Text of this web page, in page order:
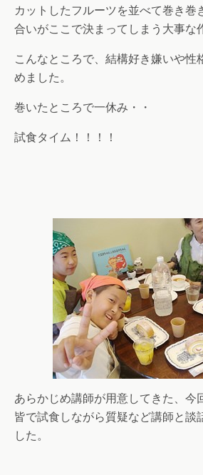
カットしたフルーツを並べて巻き巻
合いがここで決まってしまう大事な
こんなところで、結構好き嫌いや性
めました。
巻いたところで一休み・・
試食タイム！！！！
あらかじめ講師が用意してきた、今
皆で試食しながら質疑など講師と談
した。